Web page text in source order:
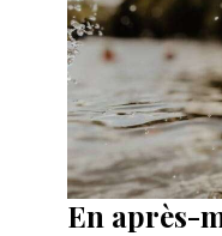
En après-